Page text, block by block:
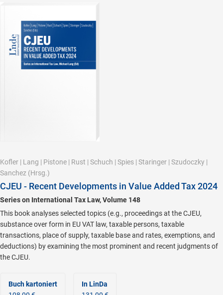
Kofler | Lang | Pistone | Rust | Schuch | Spies | Staringer | Szudoczky |
Sanchez (Hrsg.)
CJEU - Recent Developments in Value Added Tax 2024
Series on International Tax Law, Volume 148
This book analyses selected topics (e.g., proceedings at the CJEU,
substance over form in EU VAT law, taxable persons, taxable
transactions, place of supply, taxable base and rates, exemptions, and
deductions) by examining the most prominent and recent judgments of
the CJEU.
Buch kartoniert
In LinDa